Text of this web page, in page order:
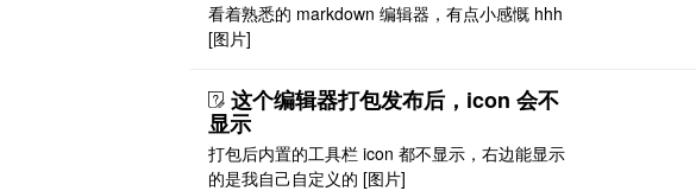
看着熟悉的 markdown 编辑器，有点小感慨 hhh
[图片]
这个编辑器打包发布后，icon 会不
显示
打包后内置的工具栏 icon 都不显示，右边能显示
的是我自己自定义的 [图片]